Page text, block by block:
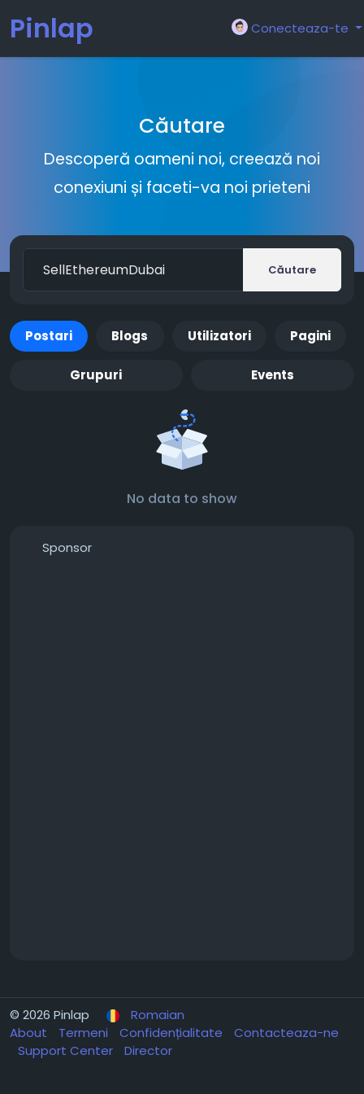
Pinlap Conecteaza-te
Căutare
Descoperă oameni noi, creează noi
conexiuni și faceti-va noi prieteni
Căutare
Postari Blogs Utilizatori Pagini
Grupuri Events
No data to show
Sponsor
© 2026 Pinlap
Romaian
About
Termeni Confidențialitate
Contacteaza-ne
Support Center
Director